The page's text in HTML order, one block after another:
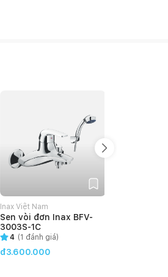
Inax Việt Nam
Sen vòi đơn Inax BFV-
3003S-1C
4 (1 đánh giá)
đ3.600.000